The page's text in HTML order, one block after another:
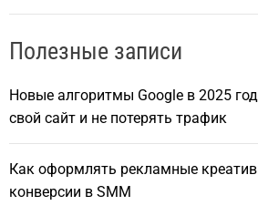
Полезные записи
Новые алгоритмы Google в 2025
свой сайт и не потерять трафик
Как оформлять рекламные
конверсии в SMM